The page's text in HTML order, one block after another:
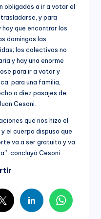
obligados a ir a votar el
y para
que encontrar los
domingos las
los colectivos no
y hay una enorme
para ir a votar y
para una familia,
o diez pasajes de
Cesoni.
que nos hizo el
el cuerpo dispuso que
va a ser gratuito y va
concluyó Cesoni